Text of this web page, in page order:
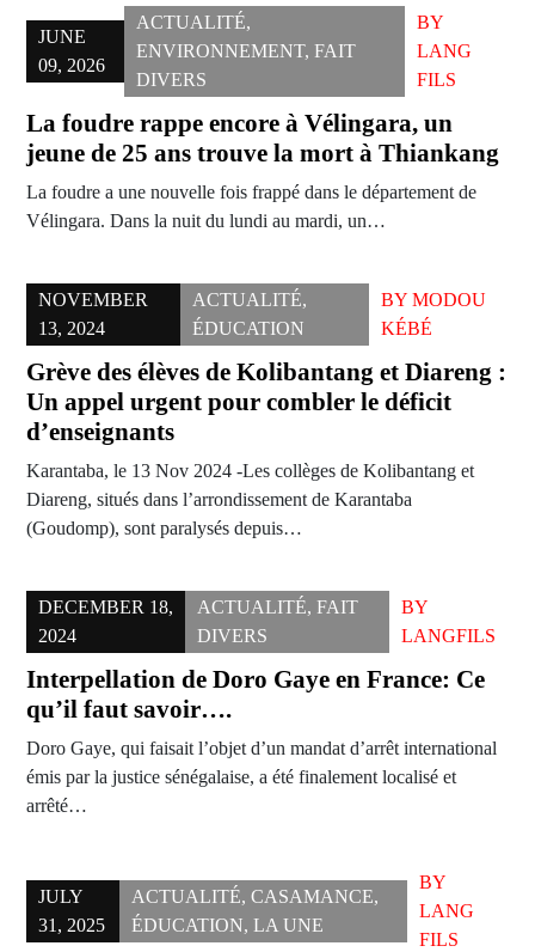
JUNE
09, 2026
ACTUALITÉ,
ENVIRONNEMENT, FAIT
DIVERS
BY
LANG
FILS
La foudre rappe encore à Vélingara, un
jeune de 25 ans trouve la mort à Thiankang
La foudre a une nouvelle fois frappé dans le département de
Vélingara. Dans la nuit du lundi au mardi, un…
NOVEMBER
13, 2024
ACTUALITÉ,
ÉDUCATION
BYMODOU
KÉBÉ
Grève des élèves de Kolibantang et Diareng :
Un appel urgent pour combler le déficit
d’enseignants
Karantaba, le 13 Nov 2024 -Les collèges de Kolibantang et
Diareng, situés dans l’arrondissement de Karantaba
(Goudomp), sont paralysés depuis…
DECEMBER 18,
2024
ACTUALITÉ,FAIT
DIVERS
BY
LANGFILS
Interpellation de Doro Gaye en France: Ce
qu’il faut savoir….
Doro Gaye, qui faisait l’objet d’un mandat d’arrêt international
émis par la justice sénégalaise, a été finalement localisé et
arrêté…
JULY
31, 2025
ACTUALITÉ, CASAMANCE,
ÉDUCATION, LA UNE
BY
LANG
FILS